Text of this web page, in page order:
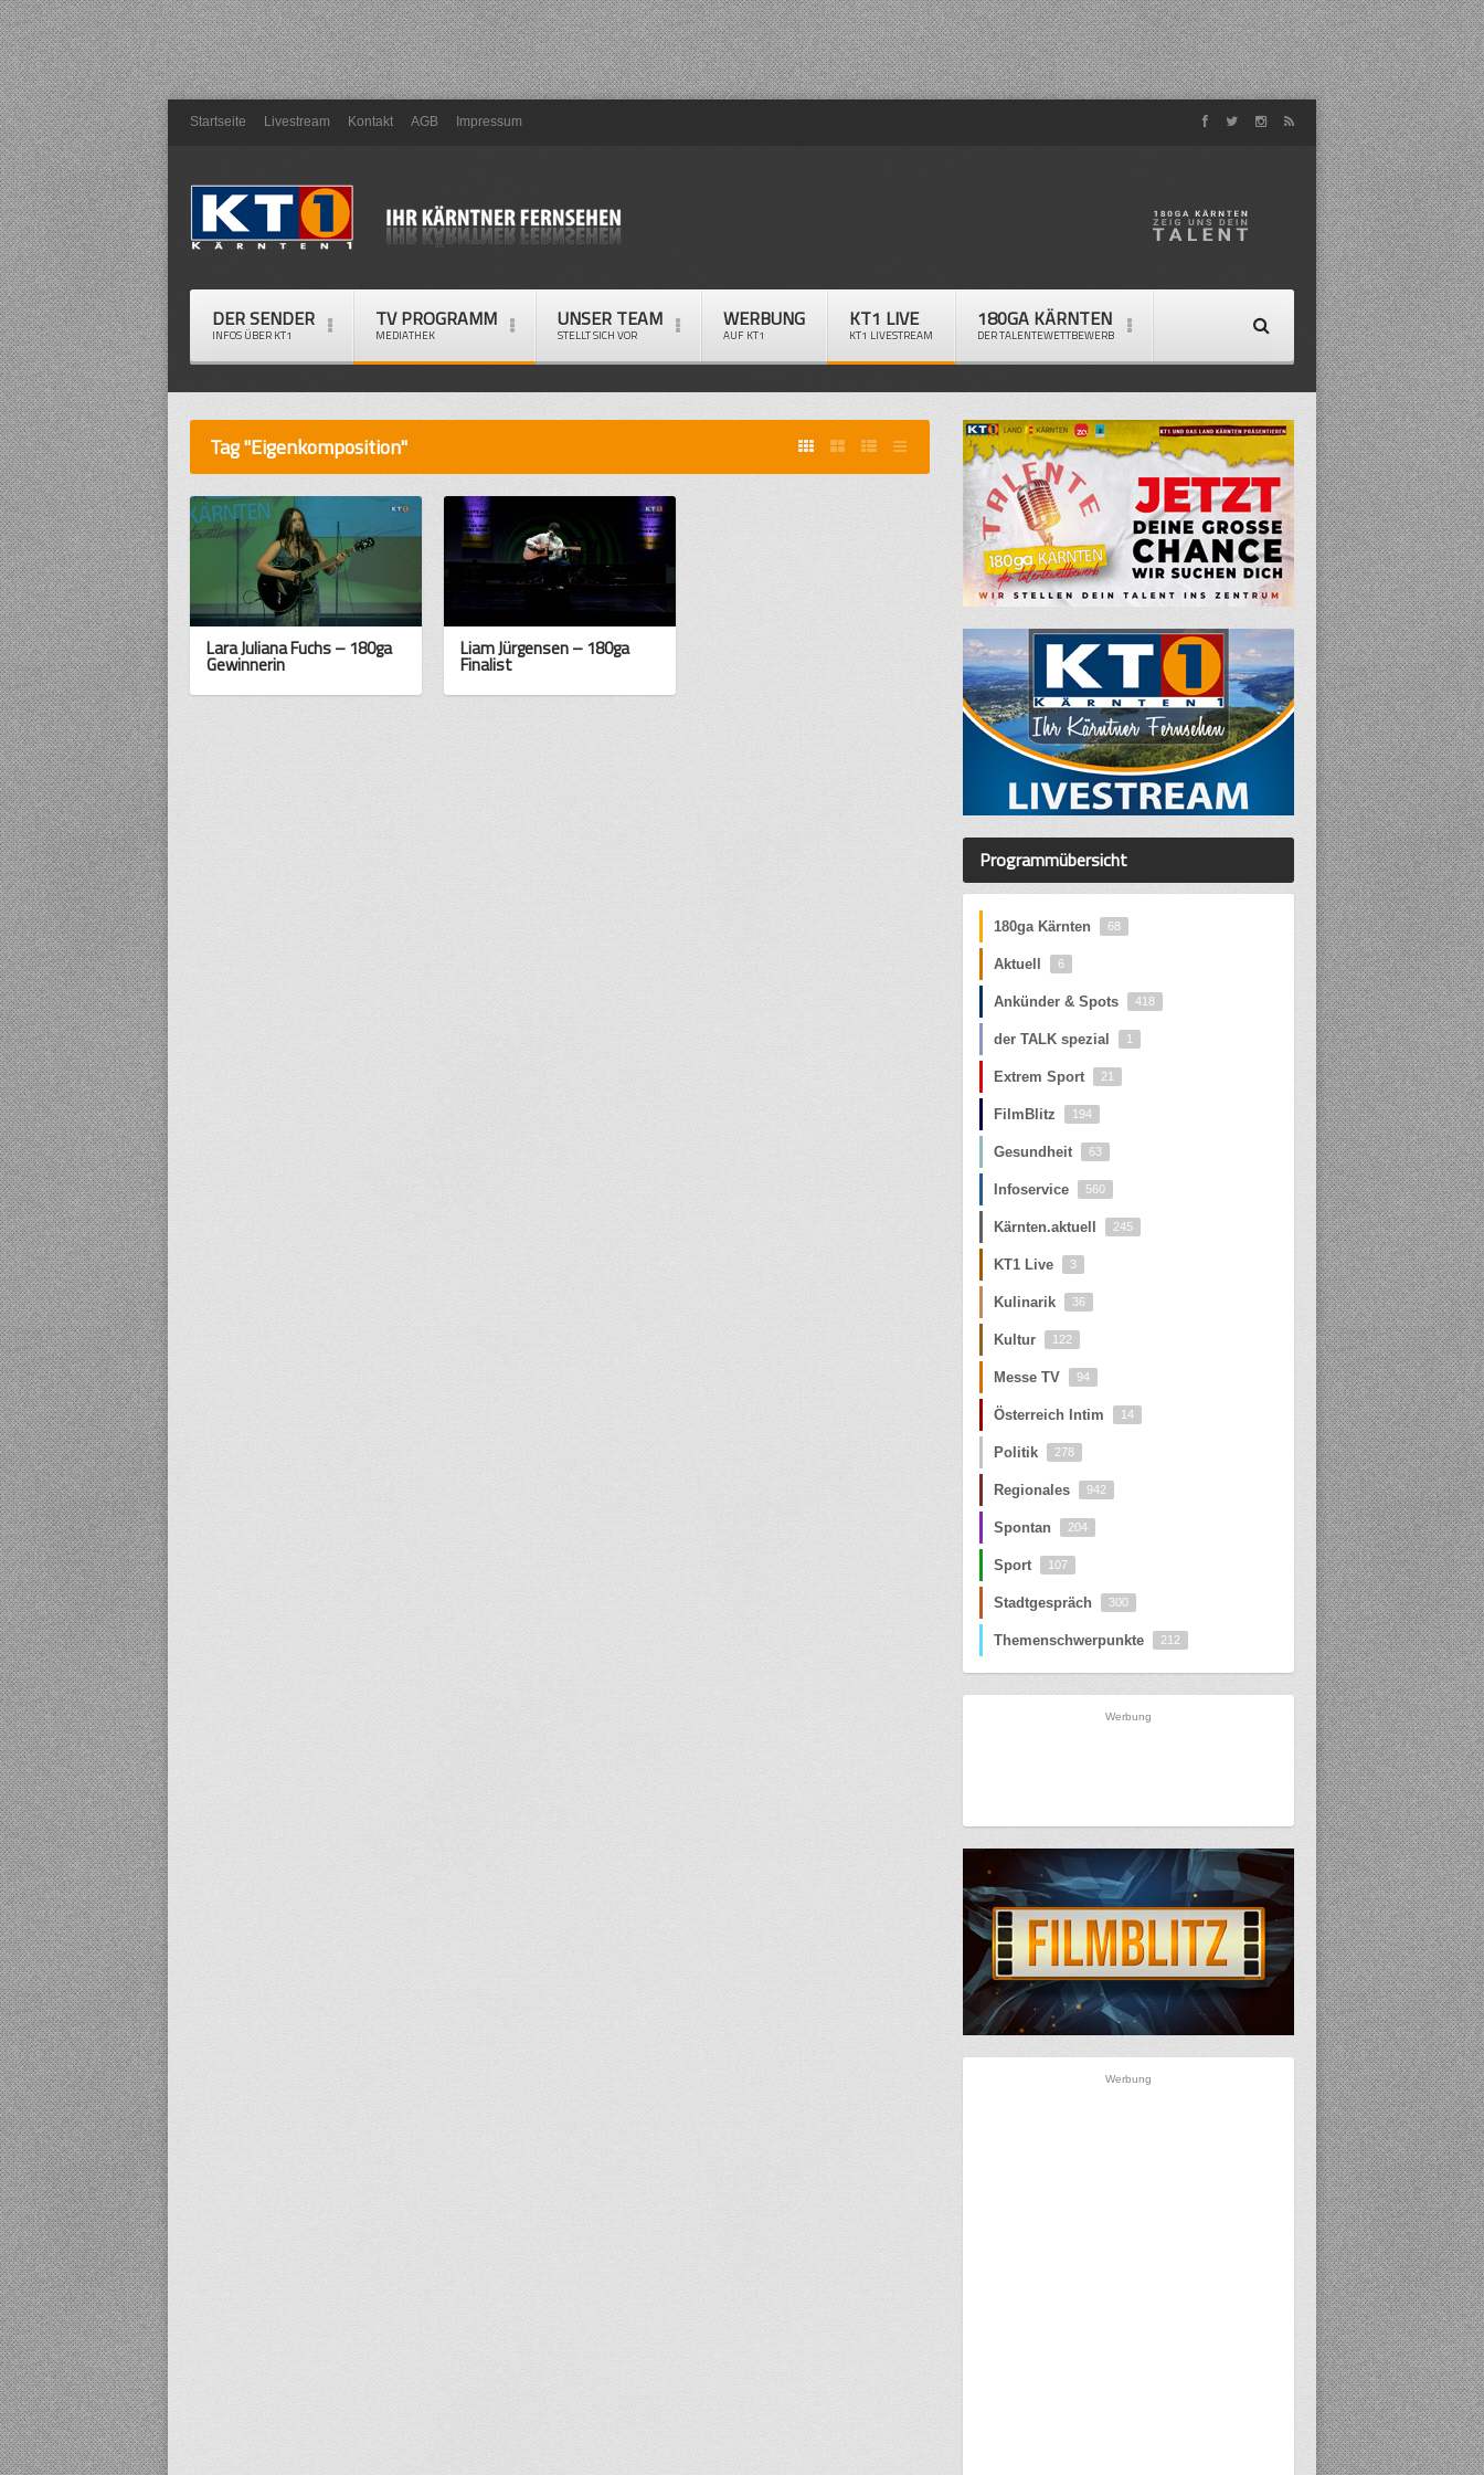
Startseite Livestream Kontakt AGB Impressum
DER SENDER
INFOS ÜBER KT1
TV PROGRAMM
MEDIATHEK
UNSER TEAM
STELLT SICH VOR
WERBUNG
AUF KT1
KT1 LIVE
KT1 LIVESTREAM
180GA KÄRNTEN
DER TALENTEWETTBEWERB
Tag "Eigenkomposition"
Lara Juliana Fuchs – 180ga
Gewinnerin
Liam Jürgensen – 180ga
Finalist
Programmübersicht
180ga Kärnten 68
Aktuell 6
Ankünder & Spots 418
der TALK spezial 1
Extrem Sport 21
FilmBlitz 194
Gesundheit 63
Infoservice 560
Kärnten.aktuell 245
KT1 Live 3
Kulinarik 36
Kultur 122
Messe TV 94
Österreich Intim 14
Politik 278
Regionales 942
Spontan 204
Sport 107
Stadtgespräch 300
Themenschwerpunkte 212
Werbung
Werbung